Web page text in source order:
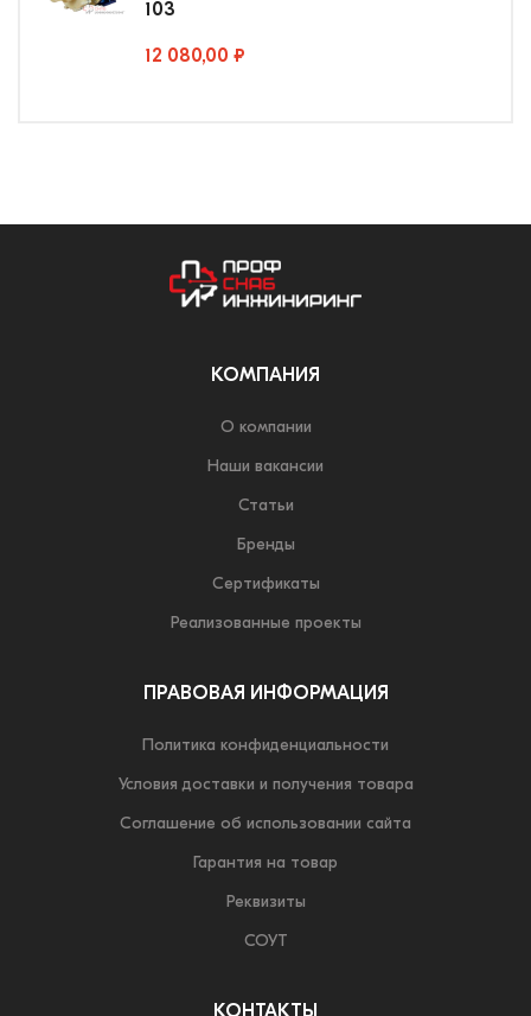
103
12 080,00 ₽
КОМПАНИЯ
О компании
Наши вакансии
Статьи
Бренды
Сертификаты
Реализованные проекты
ПРАВОВАЯ ИНФОРМАЦИЯ
Политика конфиденциальности
Условия доставки и получения товара
Соглашение об использовании сайта
Гарантия на товар
Реквизиты
СОУТ